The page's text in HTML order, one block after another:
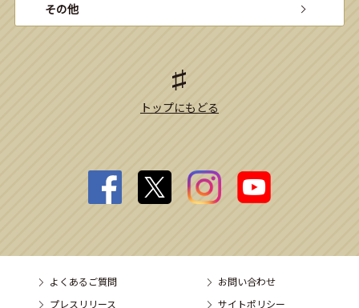
その他
トップにもどる
よくあるご質問
お問い合わせ
プレスリリース
サイトポリシー